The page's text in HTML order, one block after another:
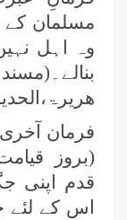
مسلمان
وہ اہل
ھریرۃ،الحدیث: 10622
فرمان
(بروز
قدم اپنی
اس کے